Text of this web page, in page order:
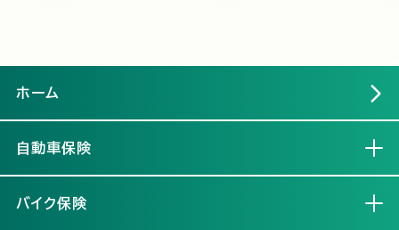
ホーム
自動車保険
バイク保険